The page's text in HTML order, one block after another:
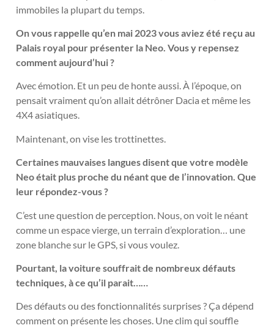
immobiles la plupart du temps.
On vous rappelle qu’en mai 2023 vous aviez été reçu au
Palais royal pour présenter la Neo. Vous y repensez
comment aujourd’hui ?
Avec émotion. Et un peu de honte aussi. À l’époque, on
pensait vraiment qu’on allait détrôner Dacia et même les
4X4 asiatiques.
Maintenant, on vise les trottinettes.
Certaines mauvaises langues disent que votre modèle
Neo était plus proche du néant que de l’innovation. Que
leur répondez-vous ?
C’est une question de perception. Nous, on voit le néant
comme un espace vierge, un terrain d’exploration… une
zone blanche sur le GPS, si vous voulez.
Pourtant, la voiture souffrait de nombreux défauts
techniques, à ce qu’il parait……
Des défauts ou des fonctionnalités surprises ? Ça dépend
comment on présente les choses. Une clim qui souffle